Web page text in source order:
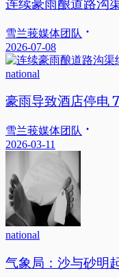
连续豪雨酿道路沟
雪兰莪媒体团队
2026-07-08
national
豪雨导致酒店停电
雪兰莪媒体团队
2026-03-11
national
气象局：沙与砂明